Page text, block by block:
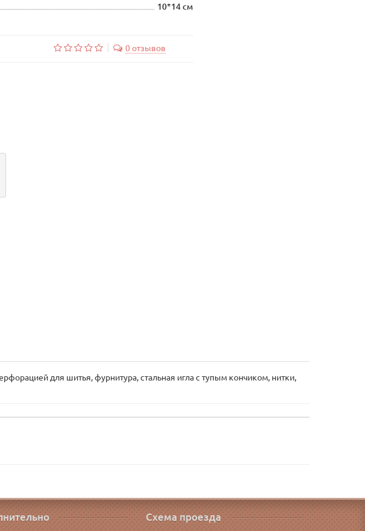
10*14 см
0 отзывов
для шитья, фурнитура, стальная игла с тупым кончиком, нитки,
Схема проезда